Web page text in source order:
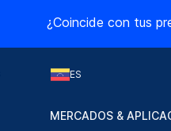
¿Coincide con tus
ES
MERCADOS &